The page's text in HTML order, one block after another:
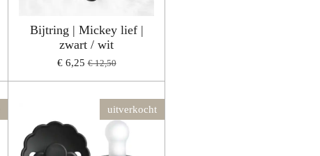
Bijtring | Mickey lief |
zwart / wit
€ 6,25 € 12,50
uitverkocht